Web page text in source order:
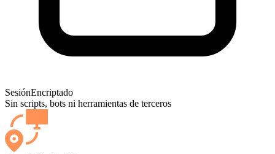
SesiónEncriptado
Sin scripts, bots ni herramientas de terceros